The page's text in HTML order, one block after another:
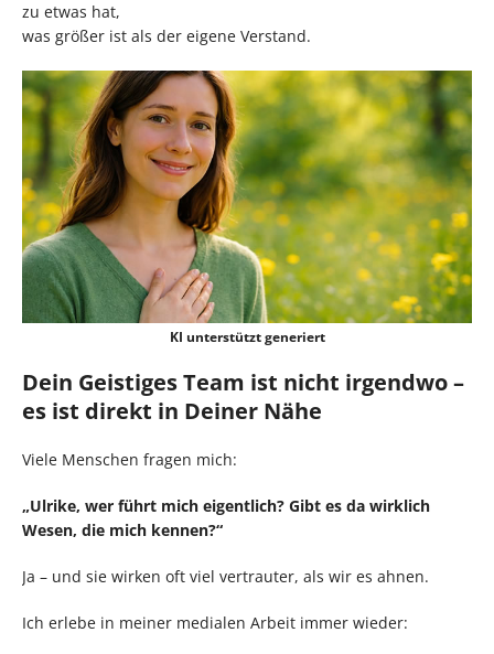
zu etwas hat,
was größer ist als der eigene Verstand.
KI unterstützt generiert
Dein Geistiges Team ist nicht irgendwo –
es ist direkt in Deiner Nähe
Viele Menschen fragen mich:
„Ulrike, wer führt mich eigentlich? Gibt es da wirklich
Wesen, die mich kennen?“
Ja – und sie wirken oft viel vertrauter, als wir es ahnen.
Ich erlebe in meiner medialen Arbeit immer wieder: